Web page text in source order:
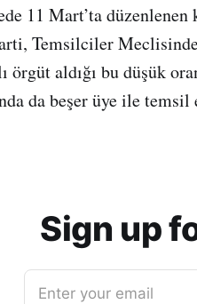
11 Mart’ta
Temsilciler
örgüt aldığı bu düşük
da beşer üye ile
Sign up
Enter your email